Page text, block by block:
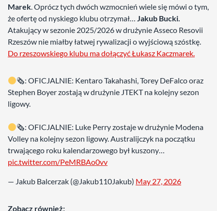
Marek. Oprócz tych dwóch wzmocnień wiele się mówi o tym,
że ofertę od nyskiego klubu otrzymał… Jakub Bucki.
Atakujący w sezonie 2025/2026 w drużynie Asseco Resovii
Rzeszów nie miałby łatwej rywalizacji o wyjściową szóstkę.
Do rzeszowskiego klubu ma dołączyć Łukasz Kaczmarek.
🗞: OFICJALNIE: Kentaro Takahashi, Torey DeFalco oraz
Stephen Boyer zostają w drużynie JTEKT na kolejny sezon
ligowy.
🗞: OFICJALNIE: Luke Perry zostaje w drużynie Modena
Volley na kolejny sezon ligowy. Australijczyk na początku
trwającego roku kalendarzowego był kuszony…
pic.twitter.com/PeMRBAo0vv
— Jakub Balcerzak (@Jakub110Jakub) May 27, 2026
Zobacz również: